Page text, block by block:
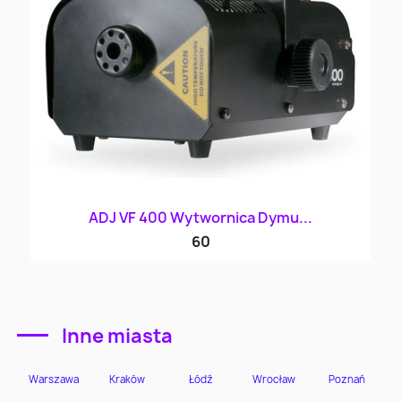
ADJ VF 400 Wytwornica Dymu...
60
Inne miasta